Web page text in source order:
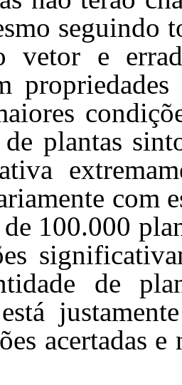
seguindo
vetor e
de plantas
com
100.000
de
acertadas